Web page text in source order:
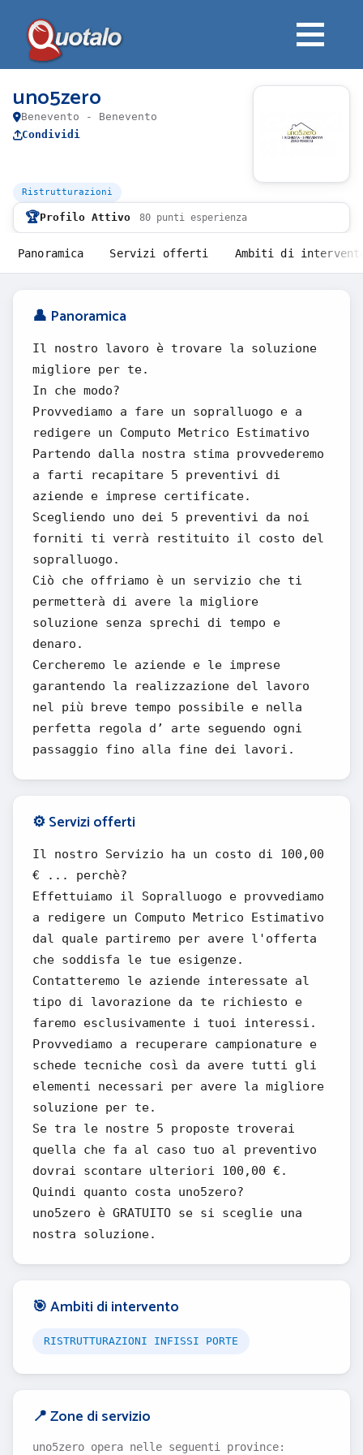
uno5zero
Benevento - Benevento
Condividi
Ristrutturazioni
🏆Profilo Attivo 80 punti esperienza
Panoramica Servizi offerti Ambiti di
👤 Panoramica
Il nostro lavoro è trovare la soluzione
migliore per te.
In che modo?
Provvediamo a fare un sopralluogo e a
redigere un Computo Metrico Estimativo
Partendo dalla nostra stima provvederemo
a farti recapitare 5 preventivi di
aziende e imprese certificate.
Scegliendo uno dei 5 preventivi da noi
forniti ti verrà restituito il costo del
sopralluogo.
Ciò che offriamo è un servizio che ti
permetterà di avere la migliore
soluzione senza sprechi di tempo e
denaro.
Cercheremo le aziende e le imprese
garantendo la realizzazione del lavoro
nel più breve tempo possibile e nella
perfetta regola d’ arte seguendo ogni
passaggio fino alla fine dei lavori.
⚙️ Servizi offerti
Il nostro Servizio ha un costo di 100,00
€ ... perchè?
Effettuiamo il Sopralluogo e provvediamo
a redigere un Computo Metrico Estimativo
dal quale partiremo per avere l'offerta
che soddisfa le tue esigenze.
Contatteremo le aziende interessate al
tipo di lavorazione da te richiesto e
faremo esclusivamente i tuoi interessi.
Provvediamo a recuperare campionature e
schede tecniche così da avere tutti gli
elementi necessari per avere la migliore
soluzione per te.
Se tra le nostre 5 proposte troverai
quella che fa al caso tuo al preventivo
dovrai scontare ulteriori 100,00 €.
Quindi quanto costa uno5zero?
uno5zero è GRATUITO se si sceglie una
nostra soluzione.
🎯 Ambiti di intervento
RISTRUTTURAZIONI INFISSI PORTE
📍 Zone di servizio
uno5zero opera nelle seguenti province: